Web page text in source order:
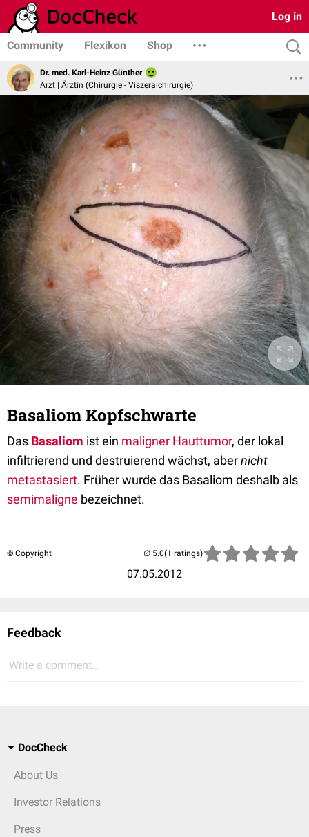
Log in
Community Flexikon Shop
Dr. med. Karl-Heinz Günther
Arzt | Ärztin (Chirurgie - Viszeralchirurgie)
Basaliom Kopfschwarte
Das Basaliom ist ein maligner Hauttumor, der lokal
infiltrierend und destruierend wächst, abernicht
metastasiert. Früher wurde das Basaliom deshalb als
semimaligne bezeichnet.
© Copyright
07.05.2012
(1 ratings)
Feedback
Write a comment...
DocCheck
About Us
Investor Relations
Press